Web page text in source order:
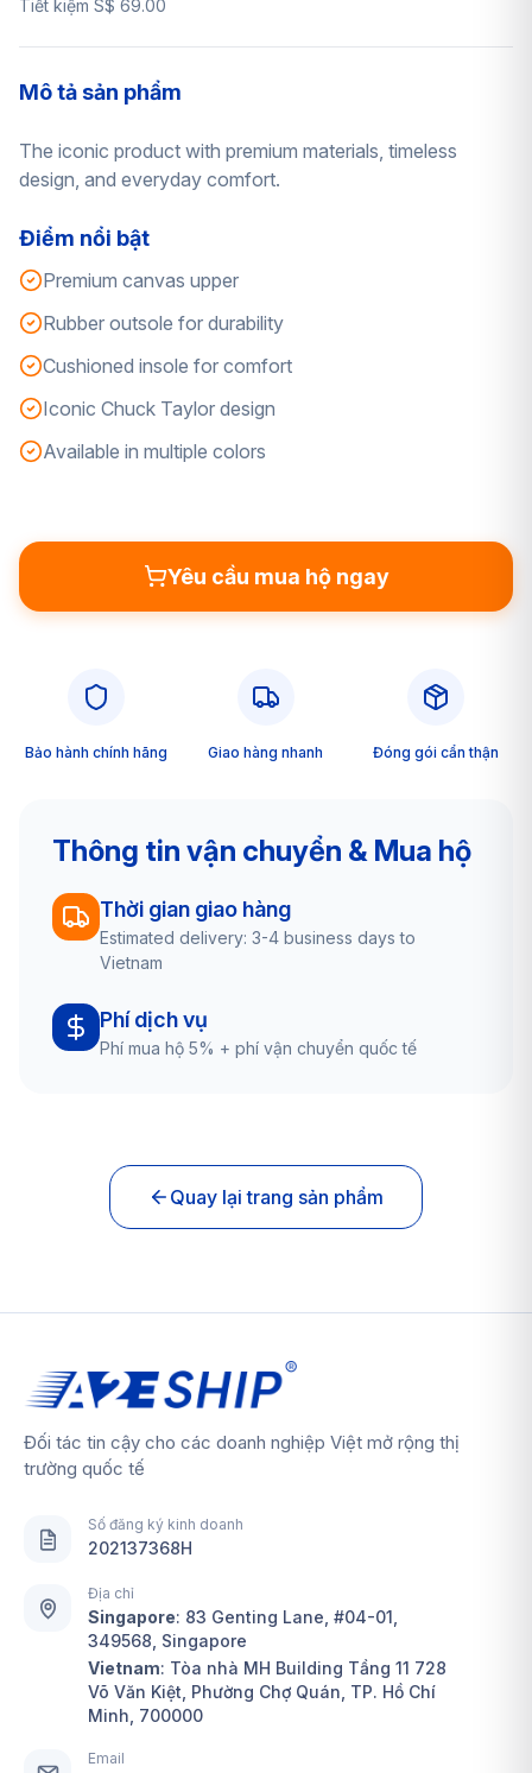
Tiết kiệm S$ 69.00
Mô tả sản phẩm
The iconic product with premium materials, timeless
design, and everyday comfort.
Điểm nổi bật
Premium canvas upper
Rubber outsole for durability
Cushioned insole for comfort
Iconic Chuck Taylor design
Available in multiple colors
Yêu cầu mua hộ ngay
Bảo hành chính hãng Giao hàng nhanh Đóng gói cẩn thận
Thông tin vận chuyển & Mua hộ
Thời gian giao hàng
Estimated delivery: 3-4 business days to
Vietnam
Phí dịch vụ
Phí mua hộ 5% + phí vận chuyển quốc tế
Quay lại trang sản phẩm
Đối tác tin cậy cho các doanh nghiệp Việt mở rộng thị
trường quốc tế
Số đăng ký kinh doanh
202137368H
Địa chỉ
Singapore: 83 Genting Lane, #04-01,
349568, Singapore
Vietnam: Tòa nhà MH Building Tầng 11 728
Võ Văn Kiệt, Phường Chợ Quán, TP. Hồ Chí
Minh, 700000
Email